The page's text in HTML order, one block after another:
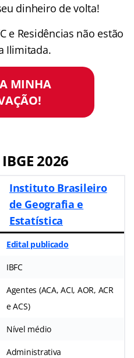
dinheiro de volta!
e Residências não estão
Ilimitada.
MINHA
2026
Instituto Brasileiro
de Geografia e
Estatística
Edital publicado
IBFC
Agentes (ACA, ACI, AOR, ACR
e ACS)
Nível médio
Administrativa